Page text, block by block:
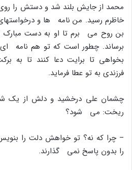
محمد از جایش بلند شد و دستش را
خاظرم رسید. من نامه ها و
بن روح مى برم تا او به دست مبارک
برساند. چطور است که تو هم نامه
بخواهى تا برایت دعا کنند تا به
فرزندى به تو عطا فرماید.
چشمان على درخشید و دلش از یک
ریخت: مى شود؟
– چرا که نه؟ تو خواهش دلت را
را بدون پاسخ نمى گذارند.